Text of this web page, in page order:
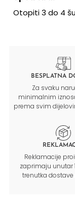
Otopiti 3 do 4
BESPLATNA
Za svaku
minimalnim
prema svim
Reklamacije
zaprimaju unutar
trenutka dostave